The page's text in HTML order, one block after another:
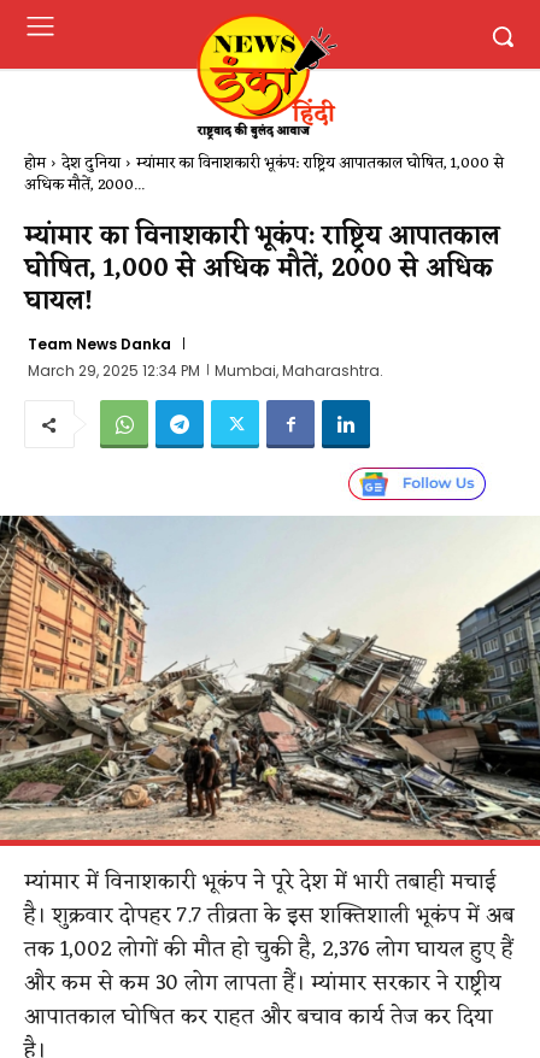
होम देश दुनिया म्यांमार का विनाशकारी भूकंप: राष्ट्रिय आपातकाल घोषित, 1,000 से
अधिक मौतें, 2000...
म्यांमार का विनाशकारी भूकंप: राष्ट्रिय आपातकाल
घोषित, 1,000 से अधिक मौतें, 2000 से अधिक
घायल!
Team News Danka
March 29, 2025 12:34 PM
Mumbai, Maharashtra.
म्यांमार में विनाशकारी भूकंप ने पूरे देश में भारी तबाही मचाई
है। शुक्रवार दोपहर 7.7 तीव्रता के इस शक्तिशाली भूकंप में अब
तक 1,002 लोगों की मौत हो चुकी है, 2,376 लोग घायल हुए हैं
और कम से कम 30 लोग लापता हैं। म्यांमार सरकार ने राष्ट्रीय
आपातकाल घोषित कर राहत और बचाव कार्य तेज कर दिया